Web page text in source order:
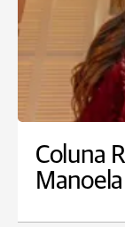
Coluna